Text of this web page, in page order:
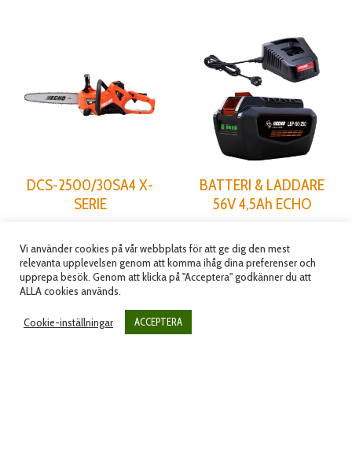
DCS-2500/30SA4 X-
SERIE
Artikelnummer: 15861206
6,990.00kr (5,592.00kr
exkl.moms)
BATTERI & LADDARE
56V 4,5Ah ECHO
560C
Artikelnummer: LBP-50-4AC
Vi använder cookies på vår webbplats för att ge dig den mest
relevanta upplevelsen genom att komma ihåg dina preferenser och
upprepa besök. Genom att klicka på "Acceptera" godkänner du att
ALLA cookies används.
Cookie-inställningar ACCEPTERA